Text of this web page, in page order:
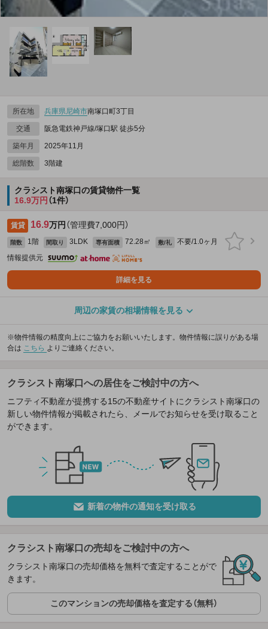
所在地 兵庫県尼崎市南塚口町3丁目
交通 阪急電鉄神戸線/塚口駅 徒歩5分
築年月 2025年11月
総階数 3階建
クラシスト南塚口の賃貸物件一覧
16.9万円 （1件）
賃貸 16.9万円 （管理費7,000円）
階数 1階 間取り 3LDK 専有面積 72.28㎡ 敷/礼
不要/1.0ヶ月
情報提供元
詳細を見る
周辺の家賃の相場情報を見る
※物件情報の精度向上にご協力をお願いいたします。物件情報に誤りがある場
合は こちら よりご連絡ください。
クラシスト南塚口への居住をご検討中の方へ
ニフティ不動産が提携する15の不動産サイトにクラシスト南塚口の
新しい物件情報が掲載されたら、メールでお知らせを受け取ること
ができます。
新着の物件の通知を受け取る
クラシスト南塚口の売却をご検討中の方へ
クラシスト南塚口の売却価格を無料で査定することがで
きます。
このマンションの売却価格を査定する（無料）